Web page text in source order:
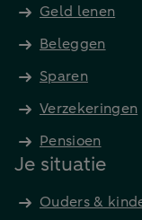
Geld lenen
Beleggen
Sparen
Verzekeringen
Pensioen
Je situatie
Ouders &